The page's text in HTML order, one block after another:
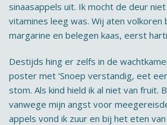
sinaasappels uit. Ik mocht de deur
vitamines leeg was. Wij aten
margarine en belegen kaas, eerst
Destijds hing er zelfs in de
poster met ‘Snoep verstandig, eet
stom. Als kind hield ik al niet van fruit.
vanwege mijn angst voor
appels vond ik zuur en bij het eten